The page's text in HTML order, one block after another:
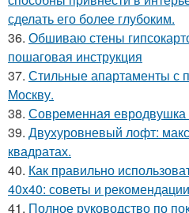
сделать его более глубоким.
36. Обшиваю стены
пошаговая инструкция
37. Стильные апартаменты
Москву.
38. Современная евродвушка
39. Двухуровневый лофт:
квадратах.
40. Как правильно
40x40: советы и рекомендации
41. Полное руководство по